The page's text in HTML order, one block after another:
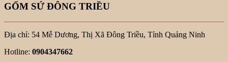
GỐM SỨ ĐÔNG TRIỀU
Địa chỉ: 54 Mễ Dương, Thị Xã Đông Triều, Tỉnh Quảng Ninh
Hotline: 0904347662